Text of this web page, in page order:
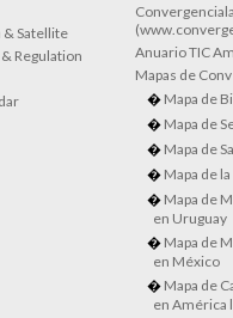
& Satellite
Regulation
Anuario TIC
Mapas de
Mapa de
Mapa de
Mapa de
Mapa de
Mapa de
en Uruguay
Mapa de
en México
Mapa de
en América